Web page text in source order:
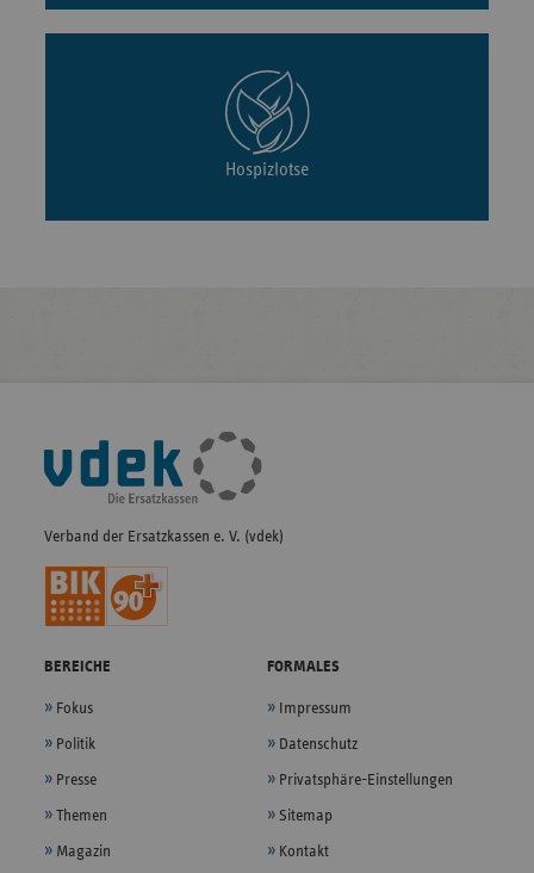
Hospizlotse
Fußleisten-
Navigation
Verband der Ersatzkassen e. V. (vdek)
BEREICHE
Fokus
Politik
Presse
Themen
Magazin
FORMALES
Impressum
Datenschutz
Privatsphäre-Einstellungen
Sitemap
Kontakt